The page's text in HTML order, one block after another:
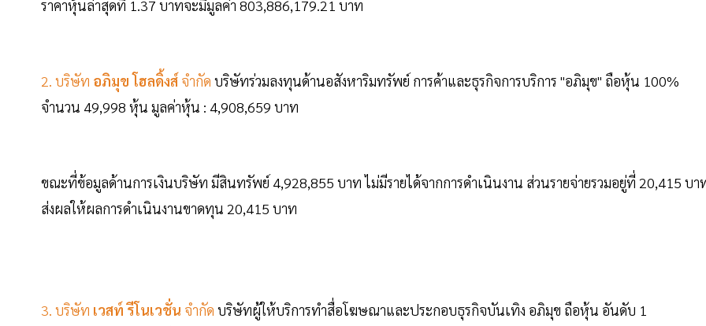
ราคาหุ้นล่าสุดที่ 1.37 บาทจะมีมูลค่า 803,886,179.21 บาท
2. บริษัท อภิมุข โฮลดิ้งส์ จำกัด บริษัทร่วมลงทุนด้านอสังหาริมทรัพย์ การค้าและธุรกิจการบริการ "อภิมุข" ถือหุ้น 100%
จำนวน 49,998 หุ้น มูลค่าหุ้น : 4,908,659 บาท
ขณะที่ข้อมูลด้านการเงินบริษัท มีสินทรัพย์ 4,928,855 บาท ไม่มีรายได้จากการดำเนินงาน ส่วนรายจ่ายรวมอยู่ที่ 20,415 บา
ส่งผลให้ผลการดำเนินงานขาดทุน 20,415 บาท
3. บริษัท เวสท์ รีโนเวชั่น จำกัด บริษัทผู้ให้บริการทำสื่อโฆษณาและประกอบธุรกิจบันเทิง อภิมุข ถือหุ้น อันดับ 1